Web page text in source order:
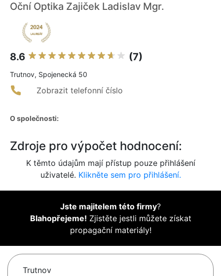
Oční Optika Zajiček Ladislav Mgr.
8.6 (7)
Trutnov, Spojenecká 50
Zobrazit telefonní číslo
O společnosti:
Zdroje pro výpočet hodnocení:
K těmto údajům mají přístup pouze přihlášení
uživatelé. Klikněte sem pro přihlášení.
Jste majitelem této firmy?
Blahopřejeme! Zjistěte jestli můžete získat
propagační materiály!
Trutnov